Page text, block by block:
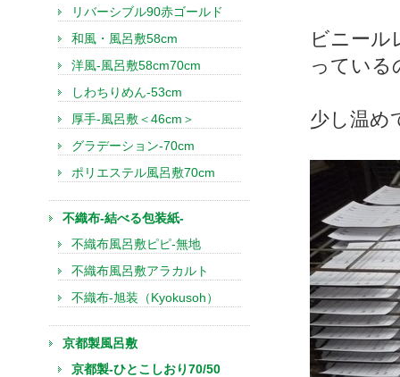
ビニール
っている
少し温め
リバーシブル90赤ゴールド
和風・風呂敷58cm
洋風-風呂敷58cm70cm
しわちりめん-53cm
厚手-風呂敷＜46cm＞
グラデーション-70cm
ポリエステル風呂敷70cm
不織布-結べる包装紙-
不織布風呂敷ピピ-無地
不織布風呂敷アラカルト
不織布-旭装（Kyokusoh）
京都製風呂敷
京都製-ひとこしおり70/50